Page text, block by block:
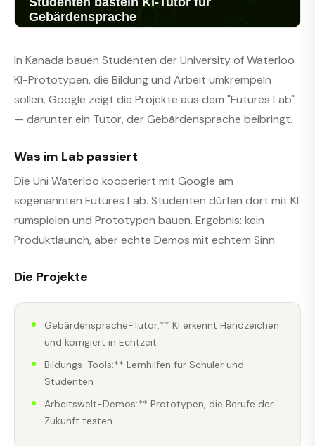
In Kanada bauen Studenten der University of Waterloo
KI-Prototypen, die Bildung und Arbeit umkrempeln
sollen. Google zeigt die Projekte aus dem "Futures Lab"
— darunter ein Tutor, der Gebärdensprache beibringt.
Was im Lab passiert
Die Uni Waterloo kooperiert mit Google am
sogenannten Futures Lab. Studenten dürfen dort mit KI
rumspielen und Prototypen bauen. Ergebnis: kein
Produktlaunch, aber echte Demos mit echtem Sinn.
Die Projekte
Gebärdensprache-Tutor:** KI erkennt Handzeichen
und korrigiert in Echtzeit
Bildungs-Tools:** Lernhilfen für Schüler und
Studenten
Arbeitswelt-Demos:** Prototypen, die Berufe der
Zukunft testen